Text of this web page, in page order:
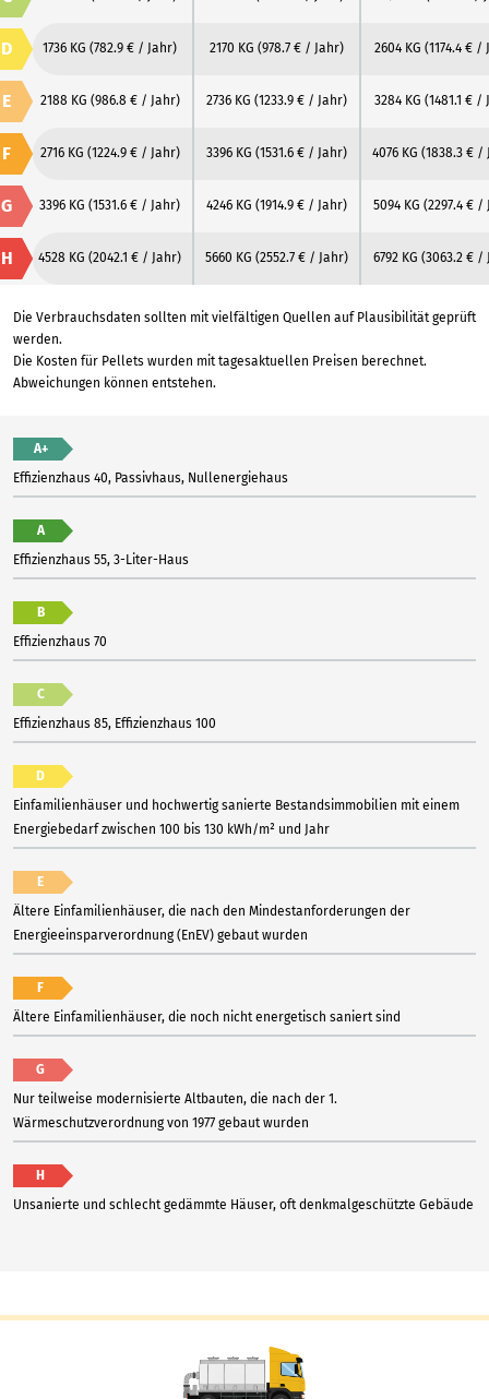
D 1736 KG (782.9 € / Jahr) 2170 KG (978.7 € / Jahr) 2604 KG (1174.4 € /
E 2188 KG (986.8 € / Jahr) 2736 KG (1233.9 € / Jahr) 3284 KG (1481.1 € /
F 2716 KG (1224.9 € / Jahr) 3396 KG (1531.6 € / Jahr) 4076 KG (1838.3 € /
G 3396 KG (1531.6 € / Jahr) 4246 KG (1914.9 € / Jahr) 5094 KG (2297.4 € /
H 4528 KG (2042.1 € / Jahr) 5660 KG (2552.7 € / Jahr) 6792 KG (3063.2 € /
Die Verbrauchsdaten sollten mit vielfältigen Quellen auf Plausibilität geprüft
werden.
Die Kosten für Pellets wurden mit tagesaktuellen Preisen berechnet.
Abweichungen können entstehen.
A+
Effizienzhaus 40, Passivhaus, Nullenergiehaus
A
Effizienzhaus 55, 3-Liter-Haus
B
Effizienzhaus 70
C
Effizienzhaus 85, Effizienzhaus 100
D
Einfamilienhäuser und hochwertig sanierte Bestandsimmobilien mit einem
Energiebedarf zwischen 100 bis 130 kWh/m² und Jahr
E
Ältere Einfamilienhäuser, die nach den Mindestanforderungen der
Energieeinsparverordnung (EnEV) gebaut wurden
F
Ältere Einfamilienhäuser, die noch nicht energetisch saniert sind
G
Nur teilweise modernisierte Altbauten, die nach der 1.
Wärmeschutzverordnung von 1977 gebaut wurden
H
Unsanierte und schlecht gedämmte Häuser, oft denkmalgeschützte Gebäude